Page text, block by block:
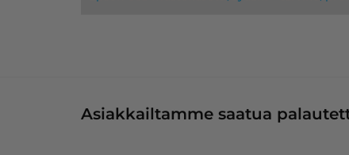
Asiakkailtamme saatua